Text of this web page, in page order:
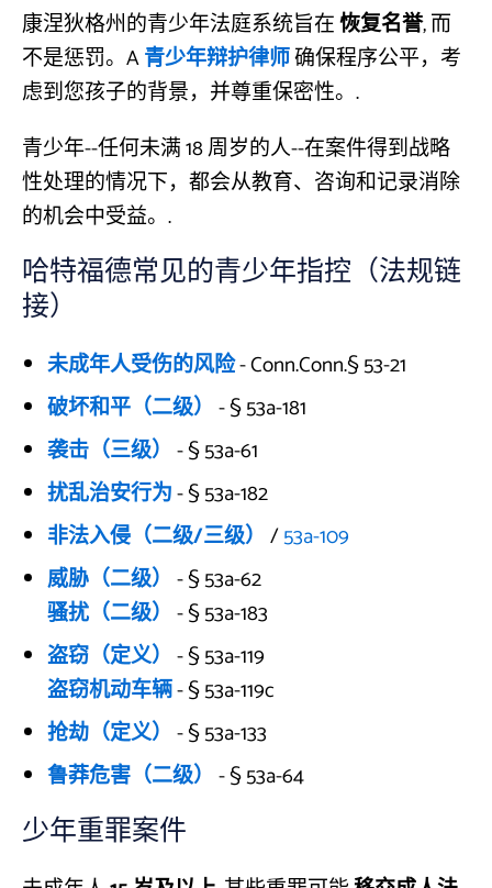
康涅狄格州的青少年法庭系统旨在恢复名誉, 而
不是惩罚。A青少年辩护律师确保程序公平，考
虑到您孩子的背景，并尊重保密性。.
青少年--任何未满 18 周岁的人--在案件得到战略
性处理的情况下，都会从教育、咨询和记录消除
的机会中受益。.
哈特福德常见的青少年指控（法规链
接）
未成年人受伤的风险- Conn.Conn.§ 53-21
破坏和平（二级） - § 53a-181
袭击（三级） - § 53a-61
扰乱治安行为- § 53a-182
非法入侵（二级/三级） /53a-109
威胁（二级） - § 53a-62
骚扰（二级） - § 53a-183
盗窃（定义） - § 53a-119
盗窃机动车辆- § 53a-119c
抢劫（定义） - § 53a-133
鲁莽危害（二级） - § 53a-64
少年重罪案件